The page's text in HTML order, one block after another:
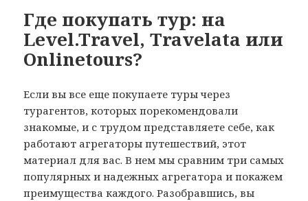
Где покупать тур: на
Level.Travel, Travelata или
Onlinetours?
Если вы все еще покупаете туры через
турагентов, которых порекомендовали
знакомые, и с трудом представляете себе, как
работают агрегаторы путешествий, этот
материал для вас. В нем мы сравним три самых
популярных и надежных агрегатора и покажем
преимущества каждого. Разобравшись, вы